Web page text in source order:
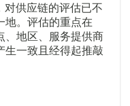
供应链的评估已不
地。评估的重点在
、地区、服务提供商
生一致且经得起推敲